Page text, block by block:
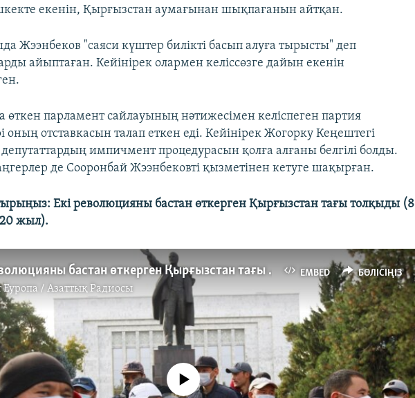
екенін, Қырғызстан аумағынан шықпағанын айтқан.
Жээнбеков "саяси күштер билікті басып алуға тырысты" деп
айыптаған. Кейінірек олармен келіссөзге дайын екенін
өткен парламент сайлауының нәтижесімен келіспеген партия
оның отставкасын талап еткен еді. Кейінірек Жогорку Кеңештегі
депутаттардың импичмент процедурасын қолға алғаны белгілі болды.
де Сооронбай Жээнбековті қызметінен кетуге шақырған.
Екі революцияны бастан өткерген Қырғызстан тағы толқыды (8
жыл).
EMBED БӨЛІСІҢІЗ
Екі революцияны бастан өткерген Қырғызстан тағы толқыды
Еуропа / Азаттық Радиосы
No media source currently available